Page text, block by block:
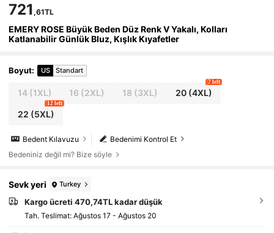
721 ,61TL
EMERY ROSE Büyük Beden Düz Renk V Yakalı, Kolları
Katlanabilir Günlük Bluz, Kışlık Kıyafetler
Boyut: US Standart
14(1XL) 16 (2XL) 18 (3XL) 20(4XL)
7 left
22 (5XL)
12 left
Bedenimi Kontrol Et
Bedent Kılavuzu
Bedeniniz değil mi? Bize söyle
Sevk yeri Turkey
Kargo ücreti 470,74TL kadar düşük
Tah. Teslimat: Ağustos 17 - Ağustos 20